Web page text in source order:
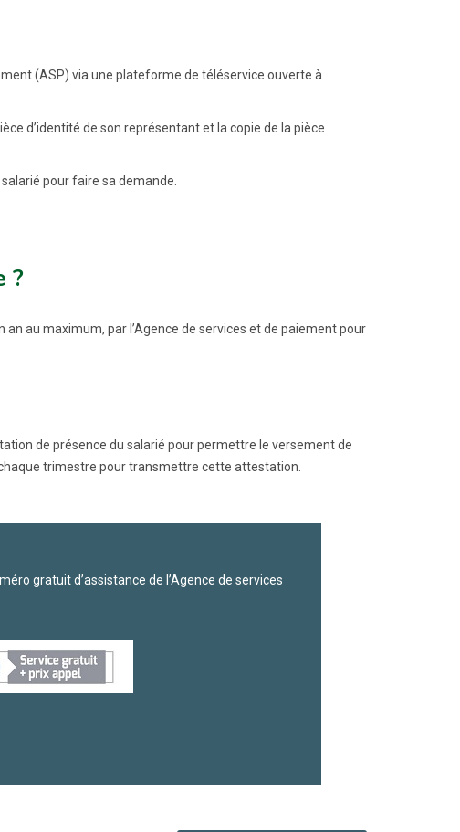
(ASP) via une plateforme de téléservice ouverte à
d’identité de son représentant et la copie de la pièce
pour faire sa demande.
?
au maximum, par l’Agence de services et de paiement pour
de présence du salarié pour permettre le versement de
chaque trimestre pour transmettre cette attestation.
gratuit d’assistance de l’Agence de services